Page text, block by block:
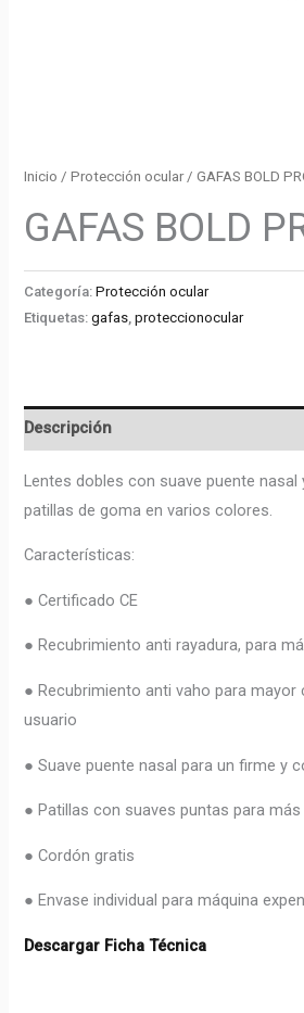
Inicio /Protección ocular/ GAFAS BOLD
GAFAS BOLD
Categoría:Protección ocular
Etiquetas:gafas ,proteccionocular
Descripción
Lentes dobles con suave puente nasal
patillas de goma en varios colores.
Características:
● Certificado CE
● Recubrimiento anti rayadura, para
● Recubrimiento anti vaho para mayor
usuario
● Suave puente nasal para un firme y
● Patillas con suaves puntas para
● Cordón gratis
● Envase individual para máquina
Descargar Ficha Técnica